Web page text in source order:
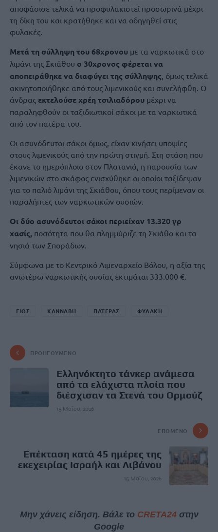
αποφάσισε τελικά να προφυλακιστεί προσωρινά μέχρι
τη δίκη του και κρατήθηκε και να οδηγηθεί στις
φυλακές.
Μετά τη σύλληψη του 68χρονου με τα ναρκωτικά στο
λιμάνι της Σκιάθου ο 30χρονος φέρεται να
αποπειράθηκε να διαφύγει της σύλληψης, όμως τελικά
ακινητοποιήθηκε από τους λιμενικούς και συνελήφθη. Ο
άνδρας εκτελούσε χρέη τσιλιαδόρου μέχρι να
παραληφθούν οι ταξιδιωτικοί σάκοι με τα ναρκωτικά
από τον πατέρα του.
Οι ασυνόδευτοι σάκοι όμως, είχαν κινήσει υποψίες
στους λιμενικούς από την πρώτη στιγμή. Στη στάση που
έκανε το ημερόπλοιο στον Πλατανιά, η παρουσία των
λιμενικών στο σκάφος ενισχύθηκε οι οποίοι ταξίδεψαν
για το παλιό λιμάνι της Σκιάθου, όπου τους περίμεναν οι
παραλήπτες των ναρκωτικών ουσιών.
Οι δύο ασυνόδευτοι σάκοι περιείχαν 13.320 γρ
χασίς, ποσότητα που θα πλημμύριζε τη Σκιάθο και τα
νησιά των Σποράδων.
Σύμφωνα με το Κεντρικό Λιμεναρχείο Βόλου, η αξία της
ανωτέρω ναρκωτικής ουσίας εκτιμάται 333.000 €.
ΓΙΟΣ ΚΑΝΝΑΒΗ ΠΑΤΕΡΑΣ ΦΥΛΑΚΗ
ΠΡΟΗΓΟΎΜΕΝΟ
Ελληνόκτητο τάνκερ ανάμεσα
από τα ελάχιστα πλοία που
διέσχισαν τα Στενά του Ορμούζ
15 Μαΐου, 2026
ΕΠΌΜΕΝΟ
Επέκταση κατά 45 ημέρες της
εκεχειρίας Ισραήλ και Λιβάνου
15 Μαΐου, 2026
Μην χάνεις είδηση. Βάλε το CRETA24στην
Google